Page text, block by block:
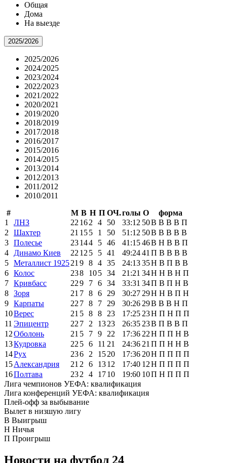
Общая
Дома
На выезде
2025/2026
2025/2026
2024/2025
2023/2024
2022/2023
2021/2022
2020/2021
2019/2020
2018/2019
2017/2018
2016/2017
2015/2016
2014/2015
2013/2014
2012/2013
2011/2012
2010/2011
#
М В Н П ОЧ.голы О
форма
1
ЛНЗ 22 162 4 50 33:12 50В В В В П
2
Шахтер 21 155 1 50 51:12 50В В В В В
3 Полесье 23144 5 46 41:1546В Н В В П
4
Динамо Киев 22 12 5 5 41 49:2441 П В В В В
5 Металлист 192521 9 8 4 35 24:1335Н В П В В
6 Колос 238 105 34 21:21 34Н Н В Н П
7 Кривбасс 229 7 6 34 33:31 34П В П Н В
8 Зоря 21 7 8 6 29 30:27 29Н Н В П Н
9 Карпаты 22 7 8 7 29 30:26 29В В В Н П
10Верес 21 5 8 8 23 17:25 23Н П Н П П
11 Эпицентр 22 7 2 1323 26:35 23В П В В П
12Оболонь 21 5 7 9 22 17:36 22Н П П Н В
13Кудровка 22 5 6 11 21 24:36 21 П П Н Н В
14Рух 236 2 1520 17:36 20Н П П П П
15Александрия 21 2 6 1312 17:40 12Н П П П П
16Полтава 232 4 1710 19:60 10П Н П П П
Лига чемпионов УЕФА: квалификация
Лига конференций УЕФА: квалификация
Плей-офф за выбывание
Вылет в низшую лигу
В Выигрыш
Н Ничья
П Проигрыш
Новости на футбол 24